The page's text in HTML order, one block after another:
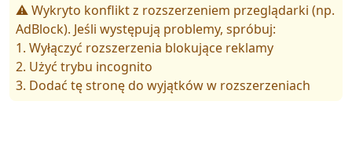
⚠️ Wykryto konflikt z rozszerzeniem przeglądarki (np.
AdBlock). Jeśli występują problemy, spróbuj:
1. Wyłączyć rozszerzenia blokujące reklamy
2. Użyć trybu incognito
3. Dodać tę stronę do wyjątków w rozszerzeniach